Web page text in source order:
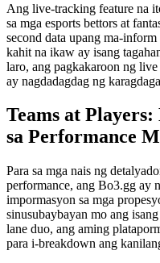
Ang live-tracking feature na
sa mga esports bettors at
second data upang ma-
kahit na ikaw ay isang
laro, ang pagkakaroon ng live
ay nagdadagdag ng
Teams at
sa Performance
Para sa mga nais ng
performance, ang Bo3.gg ay
impormasyon sa mga
sinusubaybayan mo ang
lane duo, ang aming
para i-breakdown ang